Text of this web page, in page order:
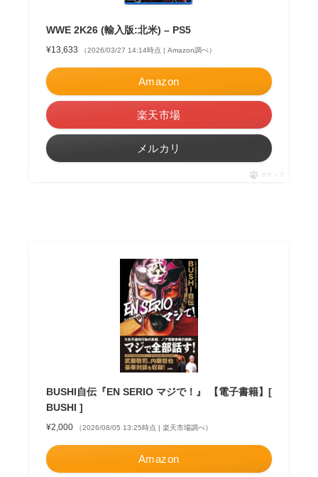
WWE 2K26 (輸入版:北米) – PS5
¥13,633 （2026/03/27 14:14時点 | Amazon調べ）
Amazon
楽天市場
メルカリ
ポチップ
BUSHI自伝『EN SERIO マジで！』 【電子書籍】[
BUSHI ]
¥2,000 （2026/08/05 13:25時点 | 楽天市場調べ）
Amazon